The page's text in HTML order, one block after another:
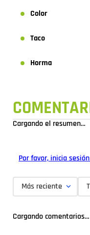
Color
Taco
Horma
Cargando el resumen…
Por favor, inicia
Más reciente
Cargando comentarios…